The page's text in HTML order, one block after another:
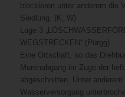
blockieren unter anderem die
Siedlung. (K, W)
Lage 3
WEGSTRECKEN“ (Pürgg)
Eine Ortschaft, so das
Murenabgang im Zuge der
abgeschnitten. Unter
Wasserversorgung